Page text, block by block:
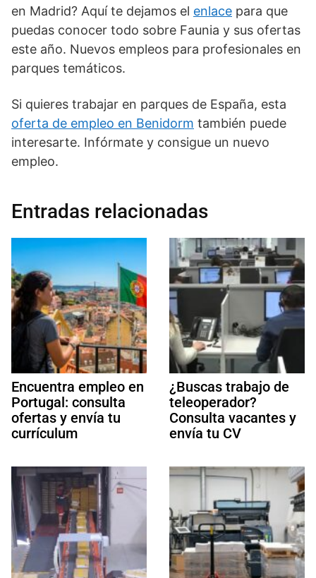
en Madrid? Aquí te dejamos el enlace para que
puedas conocer todo sobre Faunia y sus ofertas
este año. Nuevos empleos para profesionales en
parques temáticos.
Si quieres trabajar en parques de España, esta
oferta de empleo en Benidorm también puede
interesarte. Infórmate y consigue un nuevo
empleo.
Entradas relacionadas
Encuentra empleo en
Portugal: consulta
ofertas y envía tu
currículum
¿Buscas trabajo de
teleoperador?
Consulta vacantes y
envía tu CV